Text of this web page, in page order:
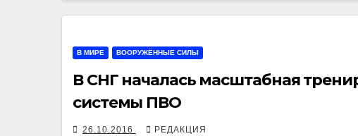
В МИРЕ ВООРУЖЁННЫЕ СИЛЫ
В СНГ началась масштабная
системы ПВО
26.10.2016 РЕДАКЦИЯ